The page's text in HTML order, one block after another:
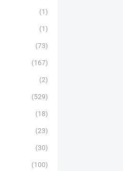
(1)
(1)
(73)
(167)
(2)
(529)
(18)
(23)
(30)
(100)